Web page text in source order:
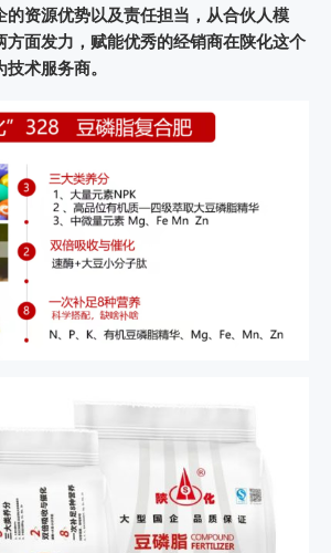
的资源优势以及责任担当，从合伙人模
方面发力，赋能优秀的经销商在陕化这个
术服务商。